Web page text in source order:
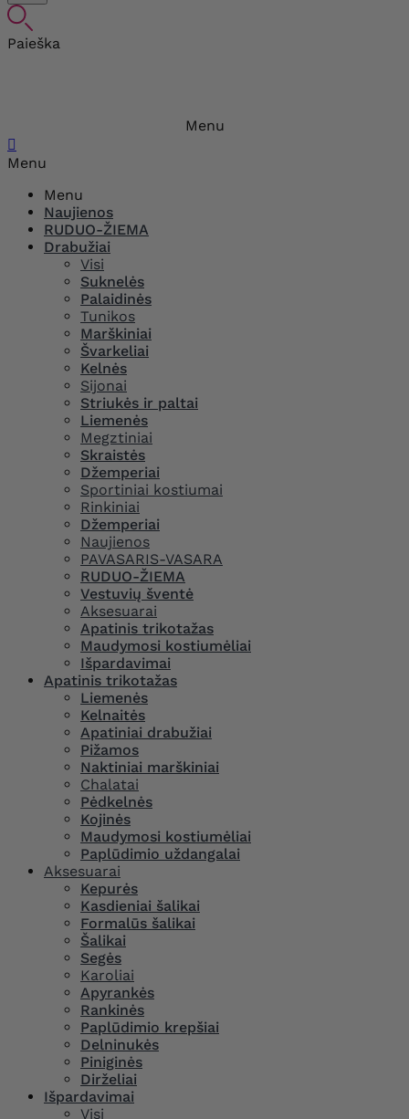
Paieška
Menu

Menu
Menu
Naujienos
RUDUO-ŽIEMA
Drabužiai
Visi
Suknelės
Palaidinės
Tunikos
Marškiniai
Švarkeliai
Kelnės
Sijonai
Striukės ir paltai
Liemenės
Megztiniai
Skraistės
Džemperiai
Sportiniai kostiumai
Rinkiniai
Džemperiai
Naujienos
PAVASARIS-VASARA
RUDUO-ŽIEMA
Vestuvių šventė
Aksesuarai
Apatinis trikotažas
Maudymosi kostiumėliai
Išpardavimai
Apatinis trikotažas
Liemenės
Kelnaitės
Apatiniai drabužiai
Pižamos
Naktiniai marškiniai
Chalatai
Pėdkelnės
Kojinės
Maudymosi kostiumėliai
Paplūdimio uždangalai
Aksesuarai
Kepurės
Kasdieniai šalikai
Formalūs šalikai
Šalikai
Segės
Karoliai
Apyrankės
Rankinės
Paplūdimio krepšiai
Delninukės
Piniginės
Dirželiai
Išpardavimai
Visi